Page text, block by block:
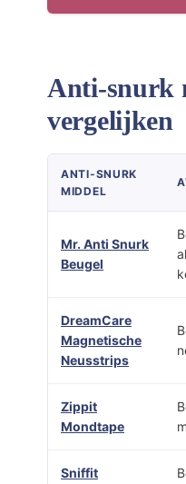
Anti-snurk
vergelijken
ANTI-SNURK
MIDDEL
Mr. Anti Snurk
Beugel
DreamCare
Magnetische
Neusstrips
Zippit
Mondtape
Sniffit